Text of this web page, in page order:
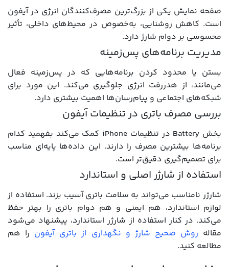
صفحه نمایش یکی از بزرگ‌ترین مصرف‌کنندگان انرژی در آیفون
است. کاهش روشنایی، به‌خصوص در محیط‌های داخلی، تأثیر
محسوسی بر دوام شارژ دارد.
مدیریت برنامه‌های پس‌زمینه
بستن یا محدود کردن برنامه‌هایی که در پس‌زمینه فعال
می‌مانند، از هدررفت انرژی جلوگیری می‌کند. این مورد برای
شبکه‌های اجتماعی و پیام‌رسان‌ها اهمیت بیشتری دارد.
بررسی مصرف باتری در تنظیمات آیفون
بخش Battery در تنظیمات iPhone کمک می‌کند بفهمید کدام
برنامه‌ها بیشترین مصرف را دارند. این داده‌ها پایه‌ای مناسب
برای تصمیم‌گیری دقیق‌تر است.
استفاده از شارژر اصلی و استاندارد
شارژر نامناسب می‌تواند به سلامت باتری آسیب بزند. استفاده از
لوازم استاندارد، هم ایمنی و هم دوام باتری را بهتر حفظ
می‌کند. در کنار استفاده از شارژر استاندارد، پیشنهاد می‌شود
مقاله روش صحیح شارژ و نگهداری از باتری آیفون را هم
مطالعه کنید.